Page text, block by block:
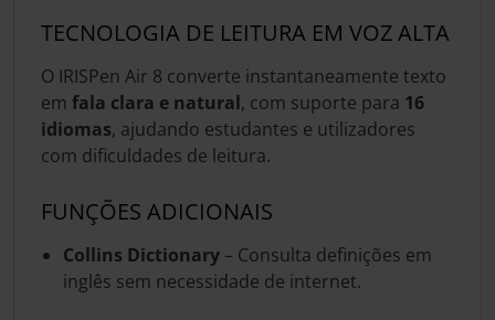
TECNOLOGIA DE LEITURA EM VOZ ALTA
O IRISPen Air 8 converte instantaneamente texto
em fala clara e natural, com suporte para 16
idiomas, ajudando estudantes e utilizadores
com dificuldades de leitura.
FUNÇÕES ADICIONAIS
Collins Dictionary – Consulta definições em
inglês sem necessidade de internet.